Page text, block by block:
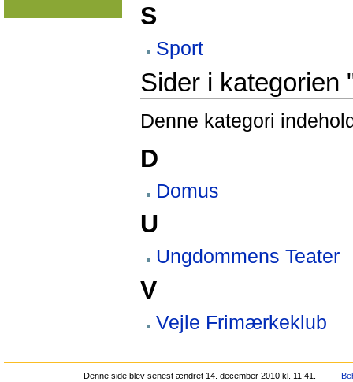
S
Sport
Sider i kategorien
Denne kategori
D
Domus
U
Ungdommens Teater
V
Vejle Frimærkeklub
Denne side blev senest ændret 14. december 2010 kl. 11:41.